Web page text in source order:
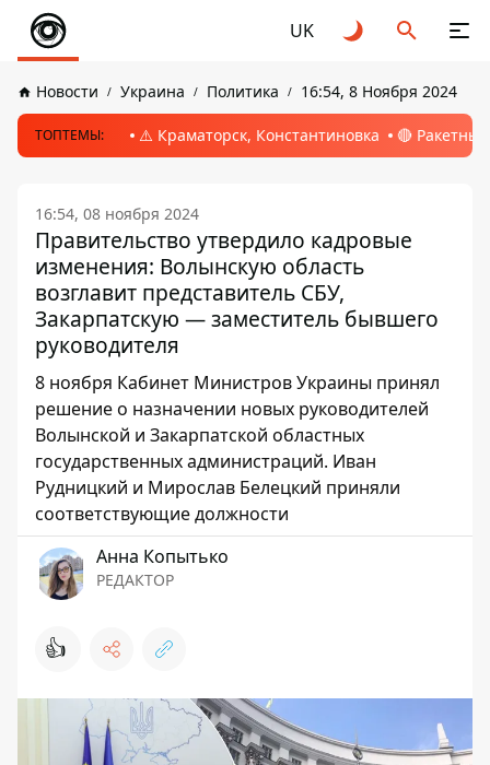
UK
Новости Украина Политика 16:54, 8 Ноября 2024
ТОПТЕМЫ: ⚠️ Краматорск, Константиновка 🔴
16:54, 08 ноября 2024
Правительство утвердило кадровые
изменения: Волынскую область
возглавит представитель СБУ,
Закарпатскую — заместитель бывшего
руководителя
8 ноября Кабинет Министров Украины принял
решение о назначении новых руководителей
Волынской и Закарпатской областных
государственных администраций. Иван
Рудницкий и Мирослав Белецкий приняли
соответствующие должности
Анна Копытько
РЕДАКТОР
👍